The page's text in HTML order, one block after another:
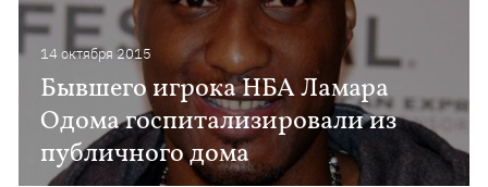
14 октября 2015
Бывшего игрока НБА Ламара
Одома госпитализировали из
публичного дома